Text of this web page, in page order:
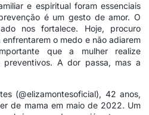
e espiritual foram essenciais
é um gesto de amor. O
nos fortalece. Hoje, procuro
o medo e não adiarem
que a mulher realize
preventivos. A dor passa, mas a
(@elizamontesoficial), 42 anos,
de mama em maio de 2022. Um